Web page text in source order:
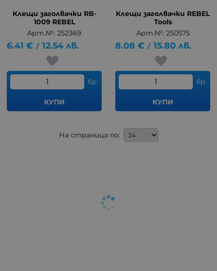
Клещи заголвачки RB-
1009 REBEL
Арт.№: 252369
6.41 € / 12.54 лв.
бр.
КУПИ
Клещи заголвачки REBEL
Tools
Арт.№: 250575
8.08 € / 15.80 лв.
бр.
КУПИ
На страница по: